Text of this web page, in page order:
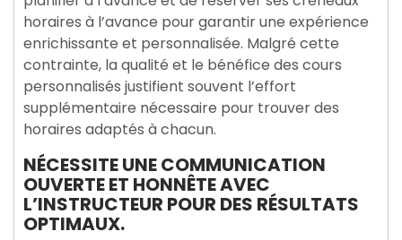
horaires à l’avance pour garantir une expérience
enrichissante et personnalisée. Malgré cette
contrainte, la qualité et le bénéfice des cours
personnalisés justifient souvent l’effort
supplémentaire nécessaire pour trouver des
horaires adaptés à chacun.
NÉCESSITE UNE COMMUNICATION
OUVERTE ET HONNÊTE AVEC
L’INSTRUCTEUR POUR DES RÉSULTATS
OPTIMAUX.